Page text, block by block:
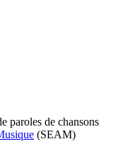
paroles de chansons
(SEAM)